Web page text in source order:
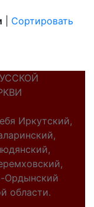
Сортировать
Иркутский,
Ордынский
области.